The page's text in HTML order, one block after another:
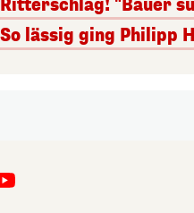
Ritterschlag! "Bauer
So lässig ging Philipp